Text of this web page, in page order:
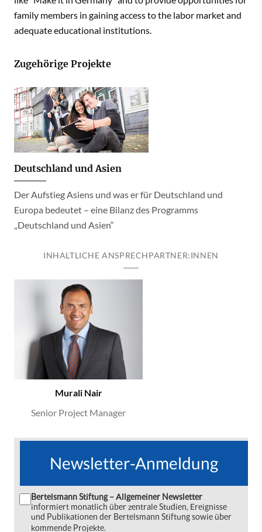
family members in gaining access to the labor market and
adequate educational institutions.
Zugehörige Projekte
Deutschland und Asien
Der Aufstieg Asiens und was er für Deutschland und
Europa bedeutet – eine Bilanz des Programms
„Deutschland und Asien“
INHALTLICHE ANSPRECHPARTNER:INNEN
Murali Nair
Senior Project Manager
Newsletter-Anmeldung
Bertelsmann Stiftung – Allgemeiner Newsletter
informiert monatlich über zentrale Studien, Ereignisse
und Publikationen der Bertelsmann Stiftung sowie über
kommende Projekte.